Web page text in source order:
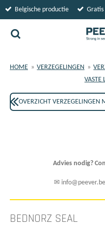
Ga
naar
Belgische productie Gratis
HOME » VERZEGELINGEN »
VASTE
OVERZICHT VERZEGELINGEN
Advies nodig?
✉
BEDNORZ SEAL